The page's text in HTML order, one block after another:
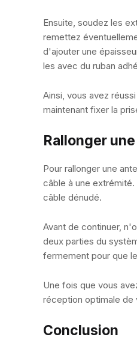
Ensuite, soudez les
remettez
d'ajouter une
les avec du ruban
Ainsi, vous avez
maintenant fixer la
Rallonger
Pour rallonger une
câble à une
câble dénudé.
Avant de continuer,
deux parties du
fermement pour que
Une fois que vous
réception optimale de
Conclusion